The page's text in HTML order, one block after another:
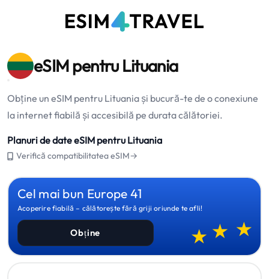
eSIM pentru Lituania
Obține un eSIM pentru Lituania și bucură-te de o conexiune
la internet fiabilă și accesibilă pe durata călătoriei.
Planuri de date eSIM pentru Lituania
Verifică compatibilitatea eSIM→
Cel mai bun Europe 41
Acoperire fiabilă – călătorește fără griji oriunde te afli!
Obține